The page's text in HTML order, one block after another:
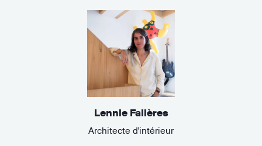
Lennie Falières
Architecte d'intérieur